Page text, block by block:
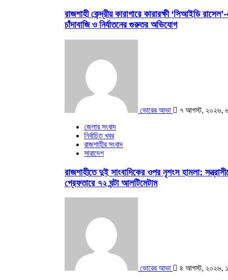
রাজশাহী কেন্দ্রীয় কারাগারে কারারক্ষী ‘সিআইডি
চাঁদাবাজি ও নির্যাতনের গুরুতর অভিযোগ
ভোরের আভা
৭ আগস্ট, ২০২৬,
জেলার সংবাদ
নির্বাচিত খবর
রাজশাহীর সংবাদ
সারাদেশ
রাজশাহীতে দুই সাংবাদিকের ওপর নৃশংস হামলা:
গ্রেফতারে ৭২ ঘন্টা আলটিমেটাম
ভোরের আভা
৪ আগস্ট, ২০২৬,